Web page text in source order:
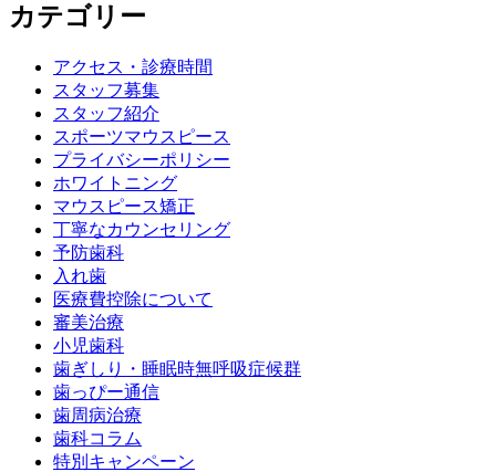
カテゴリー
アクセス・診療時間
スタッフ募集
スタッフ紹介
スポーツマウスピース
プライバシーポリシー
ホワイトニング
マウスピース矯正
丁寧なカウンセリング
予防歯科
入れ歯
医療費控除について
審美治療
小児歯科
歯ぎしり・睡眠時無呼吸症候群
歯っぴー通信
歯周病治療
歯科コラム
特別キャンペーン